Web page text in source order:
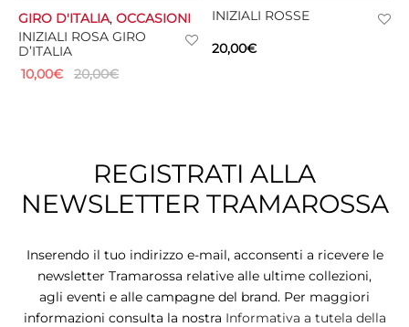
INIZIALI ROSA GIRO
D’ITALIA
GIRO D'ITALIA, OCCASIONI
10,00€ 20,00€
INIZIALI ROSSE
20,00€
REGISTRATI ALLA
NEWSLETTER TRAMAROSSA
Inserendo il tuo indirizzo e-mail, acconsenti a ricevere le
newsletter Tramarossa relative alle ultime collezioni,
agli eventi e alle campagne del brand. Per maggiori
informazioni consulta la nostra Informativa a tutela della